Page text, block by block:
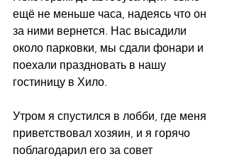
ещё не меньше часа, надеясь что он
за ними вернется. Нас высадили
около парковки, мы сдали фонари и
поехали праздновать в нашу
гостиницу в Хило.
Утром я спустился в лобби, где меня
приветствовал хозяин, и я горячо
поблагодарил его за совет